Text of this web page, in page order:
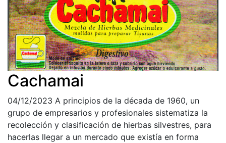
Cachamai
04/12/2023 A principios de la década de 1960, un
grupo de empresarios y profesionales sistematiza la
recolección y clasificación de hierbas silvestres, para
hacerlas llegar a un mercado que existía en forma